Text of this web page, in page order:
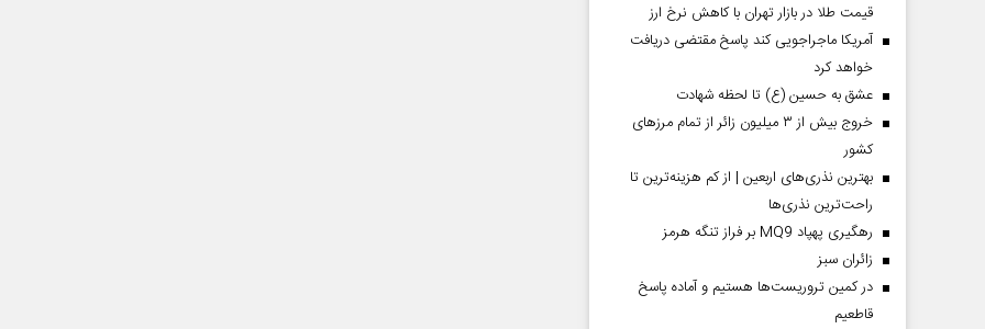
قیمت طلا در بازار تهران با کاهش نرخ ارز
آمریکا ماجراجویی کند پاسخ مقتضی دریافت
خواهد کرد
عشق به حسین (ع) تا لحظه شهادت
خروج بیش از ۳ میلیون زائر از تمام مرز‌های
کشور
بهترین نذری‌های اربعین | از کم هزینه‌ترین تا
راحت‌ترین نذری‌ها
رهگیری پهپاد MQ9 بر فراز تنگه هرمز
‌زائران سبز
در کمین تروریست‌ها هستیم و آماده پاسخ
قاطعیم